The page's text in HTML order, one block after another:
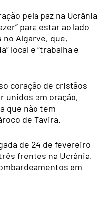
pela paz na Ucrânia
para estar ao lado
no Algarve, que,
local e “trabalha e
coração de cristãos
unidos em oração,
que não tem
de Tavira.
de 24 de fevereiro
frentes na Ucrânia,
em